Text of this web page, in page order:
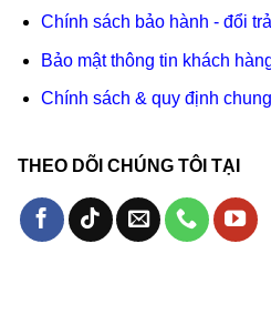
Chính sách bảo hành - đổi trả
Bảo mật thông tin khách
Chính sách & quy định chung
THEO DÕI CHÚNG TÔI TẠI